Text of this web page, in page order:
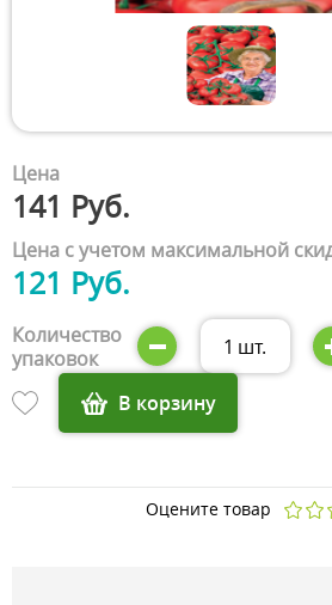
Цена
141 Руб.
Цена с учетом максимальной
121 Руб.
Количество
упаковок
1 шт.
В корзину
Оцените товар